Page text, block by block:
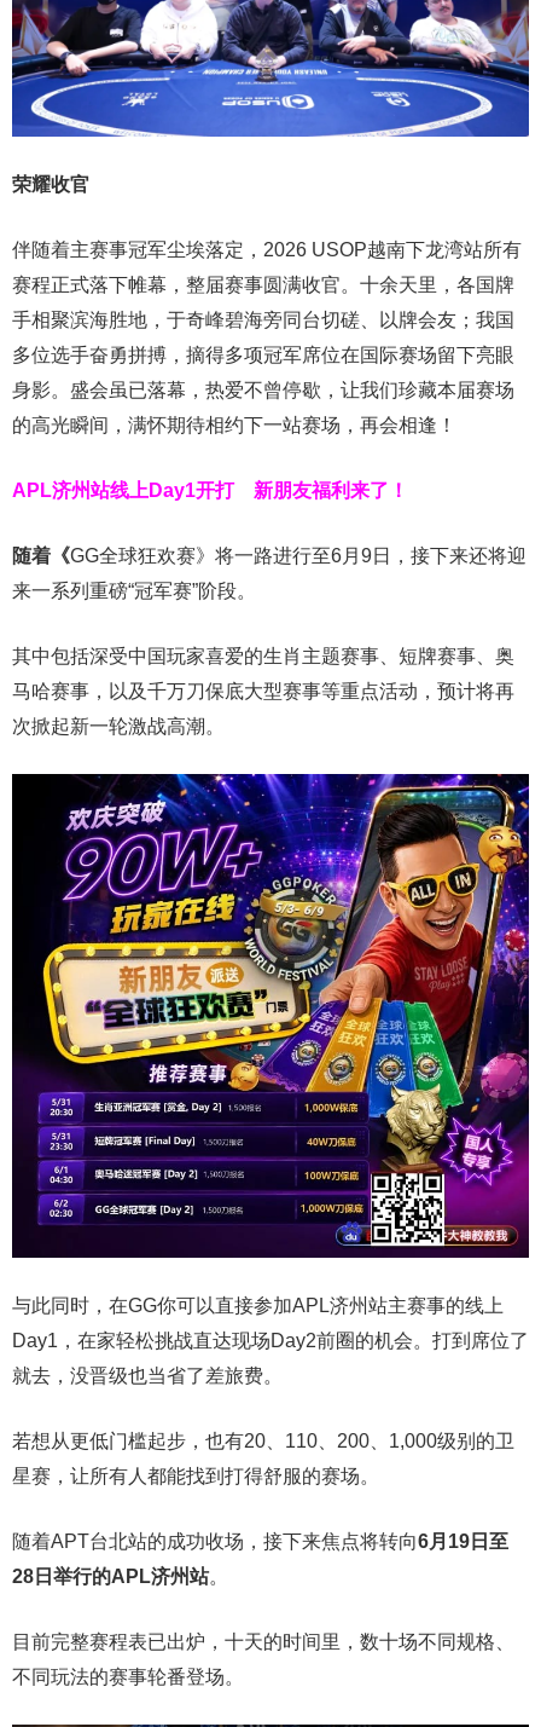
荣耀收官
伴随着主赛事冠军尘埃落定，2026 USOP越南下龙湾站所有
赛程正式落下帷幕，整届赛事圆满收官。十余天里，各国牌
手相聚滨海胜地，于奇峰碧海旁同台切磋、以牌会友；我国
多位选手奋勇拼搏，摘得多项冠军席位在国际赛场留下亮眼
身影。盛会虽已落幕，热爱不曾停歇，让我们珍藏本届赛场
的高光瞬间，满怀期待相约下一站赛场，再会相逢！
APL济州站线上Day1开打 新朋友福利来了！
随着《GG全球狂欢赛》将一路进行至6月9日，接下来还将迎
来一系列重磅“冠军赛”阶段。
其中包括深受中国玩家喜爱的生肖主题赛事、短牌赛事、奥
马哈赛事，以及千万刀保底大型赛事等重点活动，预计将再
次掀起新一轮激战高潮。
与此同时，在GG你可以直接参加APL济州站主赛事的线上
Day1，在家轻松挑战直达现场Day2前圈的机会。打到席位了
就去，没晋级也当省了差旅费。
若想从更低门槛起步，也有20、110、200、1,000级别的卫
星赛，让所有人都能找到打得舒服的赛场。
随着APT台北站的成功收场，接下来焦点将转向6月 19 日至
28 日举行的APL济州站。
目前完整赛程表已出炉，十天的时间里，数十场不同规格、
不同玩法的赛事轮番登场。